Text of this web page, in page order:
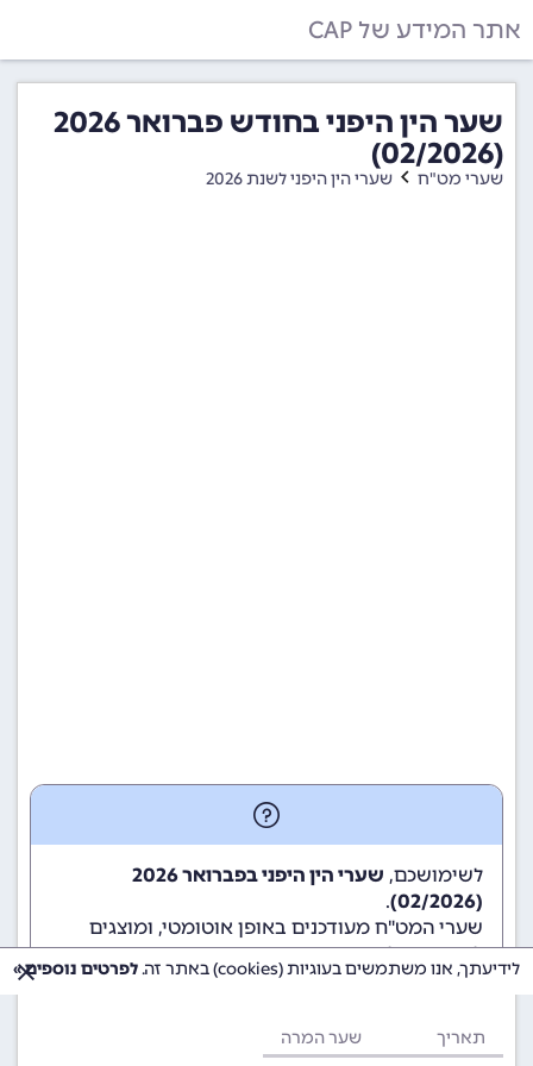
אתר המידע של CAP
שער הין היפני בחודש פברואר 2026
(02/2026)
שערי מט"ח שערי הין היפני לשנת 2026
לשימושכם,
שערי הין היפני בפברואר 2026
(02/2026)
.
שערי המט"ח מעודכנים באופן אוטומטי, ומוצגים
לשימוש גולשי ומשתמשי האתר.
תאריך שער המרה
לידיעתך, אנו משתמשים בעוגיות (cookies) באתר זה. לפרטים נוספים »